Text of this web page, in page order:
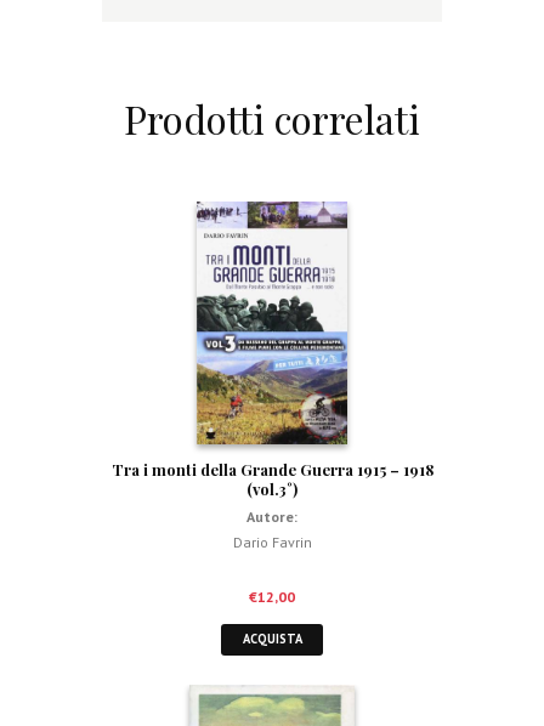
Prodotti correlati
Tra i monti della Grande Guerra 1915 – 1918
(vol.3°)
Autore:
Dario Favrin
€12,00
ACQUISTA